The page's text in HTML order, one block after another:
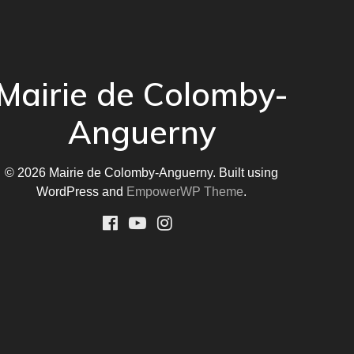
de Colomby-
Anguerny
© 2026 Mairie de Colomby-Anguerny. Built using
WordPress and EmpowerWP Theme.